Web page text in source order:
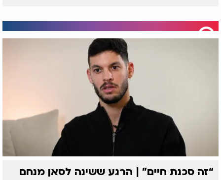
“זה סכנת חיים” | הרגע ששינה לסאן מנחם